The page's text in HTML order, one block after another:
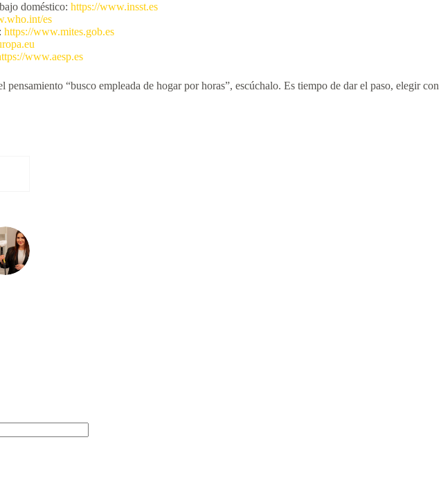
doméstico: https://www.insst.es
es
https://www.mites.gob.es
www.aesp.es
“busco empleada de hogar por horas”, escúchalo. Es tiempo de dar el paso, elegir con